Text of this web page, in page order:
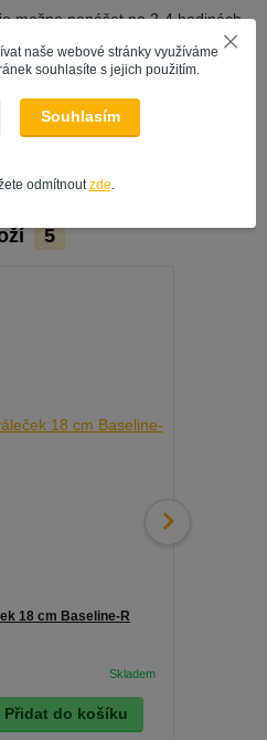
šedá 0,75l
možno nanášet po 2-4 hodinách.
5
18 cm Baseline-R
Přidat do košíku
naše webové stránky využíváme
souhlasíte s jejich použitím.
Souhlasím
odmítnoutzde.